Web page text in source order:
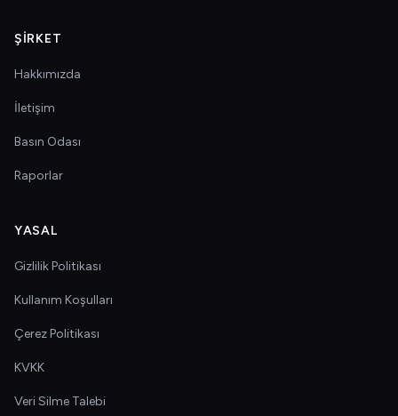
ŞIRKET
Hakkımızda
İletişim
Basın Odası
Raporlar
YASAL
Gizlilik Politikası
Kullanım Koşulları
Çerez Politikası
KVKK
Veri Silme Talebi